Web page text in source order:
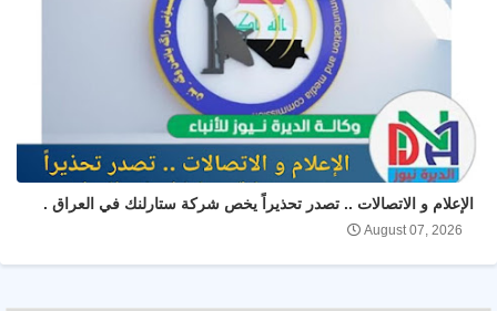
الإعلام و الاتصالات .. تصدر تحذيراً يخص شركة ستارلنك في العراق .
August 07, 2026